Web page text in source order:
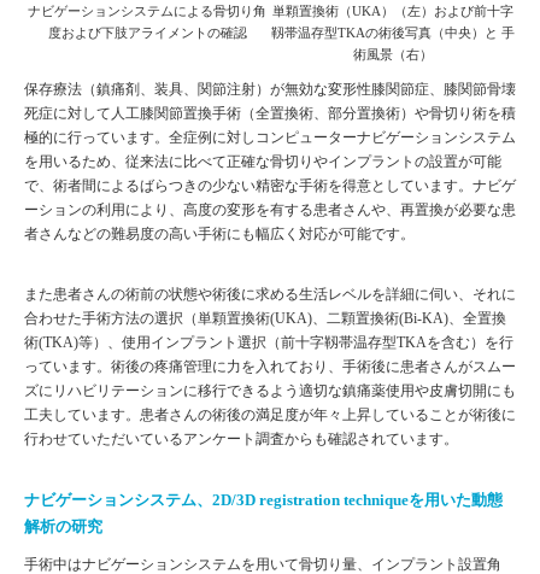
ナビゲーションシステムによる骨切り角
度および下肢アライメントの確認
単顆置換術（UKA）（左）および前十字
靱帯温存型TKAの術後写真（中央）と 手
術風景（右）
保存療法（鎮痛剤、装具、関節注射）が無効な変形性膝関節症、膝関節骨壊
死症に対して人工膝関節置換手術（全置換術、部分置換術）や骨切り術を積
極的に行っています。全症例に対しコンピューターナビゲーションシステム
を用いるため、従来法に比べて正確な骨切りやインプラントの設置が可能
で、術者間によるばらつきの少ない精密な手術を得意としています。ナビゲ
ーションの利用により、高度の変形を有する患者さんや、再置換が必要な患
者さんなどの難易度の高い手術にも幅広く対応が可能です。
また患者さんの術前の状態や術後に求める生活レベルを詳細に伺い、それに
合わせた手術方法の選択（単顆置換術(UKA)、二顆置換術(Bi-KA)、全置換
術(TKA)等）、使用インプラント選択（前十字靱帯温存型TKAを含む）を行
っています。術後の疼痛管理に力を入れており、手術後に患者さんがスムー
ズにリハビリテーションに移行できるよう適切な鎮痛薬使用や皮膚切開にも
工夫しています。患者さんの術後の満足度が年々上昇していることが術後に
行わせていただいているアンケート調査からも確認されています。
ナビゲーションシステム、2D/3D registration techniqueを用いた動態
解析の研究
手術中はナビゲーションシステムを用いて骨切り量、インプラント設置角